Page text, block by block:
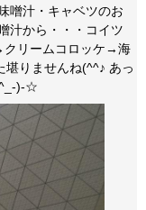
噌汁・キャベツのお
汁から・・・コイツ
クリームコロッケ→海
堪りませんね(^^♪ あっ
)-☆